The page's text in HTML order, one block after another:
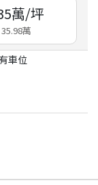
萬/坪
35.98萬
車位